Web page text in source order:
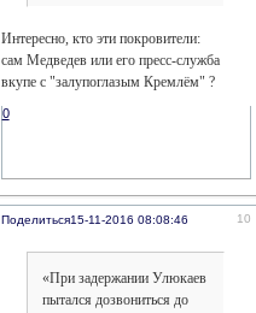
Интересно, кто эти покровители:
сам Медведев или его пресс-служба
вкупе с "залупоглазым Кремлём" ?
0
Поделиться 10
15-11-2016 08:08:46
«При задержании Улюкаев
пытался дозвониться до